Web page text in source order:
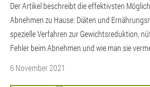
Der Artikel beschreibt die effektivsten
Abnehmen zu Hause: Diäten und
spezielle Verfahren zur Gewichtsreduktion,
Fehler beim Abnehmen und wie man sie
6 November 2021